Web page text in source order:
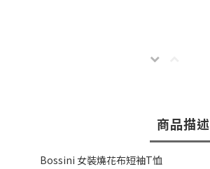
商品描述
Bossini 女裝燒花布短袖T恤